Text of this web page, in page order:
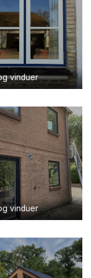
vinduer
vinduer